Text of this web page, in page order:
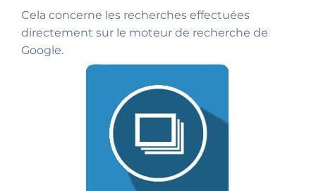
Cela concerne les recherches effectuées
directement sur le moteur de recherche de
Google.